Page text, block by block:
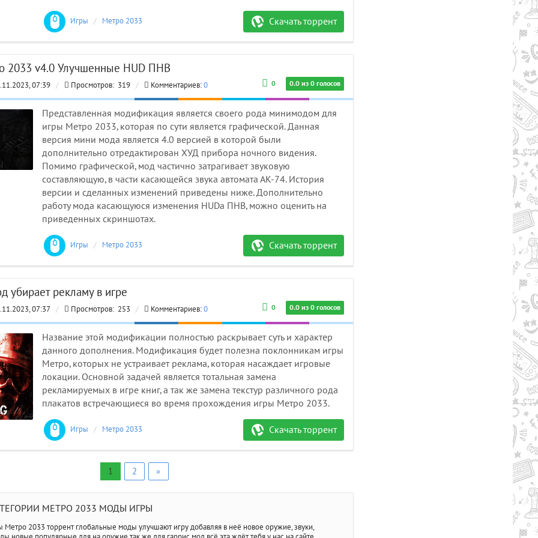
Скачать торрент
Игры / Метро 2033 моды
2033 v4.0 Улучшенные HUD ПНВ
0.0 из 0 голосов
0
07:39 / Просмотров: 319 / Комментариев:0
Представленная модификация является своего рода минимодом для
игры Метро 2033, которая по сути является графической. Данная
версия мини мода является 4.0 версией в которой были
дополнительно отредактирован ХУД прибора ночного видения.
Помимо графической, мод частично затрагивает звуковую
составляющую, в части касающейся звука автомата АК-74. История
версии и сделанных изменений приведены ниже. Дополнительно
работу мода касающуюся изменения HUDa ПНВ, можно оценить на
приведенных скриншотах.
Скачать торрент
Игры / Метро 2033 моды
убирает рекламу в игре
0.0 из 0 голосов
0
07:37 / Просмотров: 253 / Комментариев:0
Название этой модификации полностью раскрывает суть и характер
данного дополнения. Модификация будет полезна поклонникам игры
Метро, которых не устраивает реклама, которая насаждает игровые
локации. Основной задачей является тотальная замена
рекламируемых в игре книг, а так же замена текстур различного рода
плакатов встречающиеся во время прохождения игры Метро 2033.
Скачать торрент
Игры / Метро 2033 моды
1 2 »
МЕТРО 2033 МОДЫ ИГРЫ
Метро 2033 торрент глобальные моды улучшают игру добавляя в неё новое оружие, звуки,